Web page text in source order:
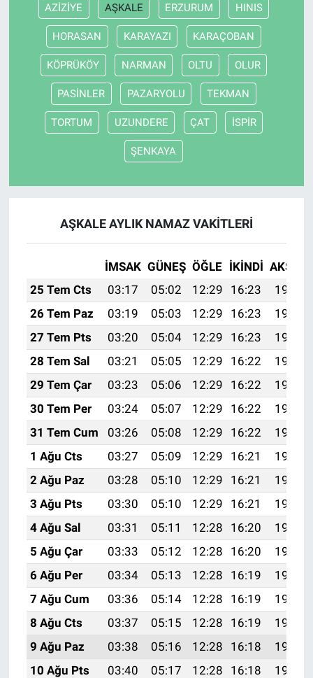
AZİZİYE AŞKALE ERZURUM HINIS
HORASAN KARAYAZI KARAÇOBAN
KÖPRÜKÖY NARMAN OLTU OLUR
PASİNLER PAZARYOLU TEKMAN
TORTUM UZUNDERE ÇAT İSPİR
ŞENKAYA
AŞKALE AYLIK NAMAZ VAKITLERI
İMSAK GÜNEŞ ÖĞLE İKINDI AKŞAM
25 Tem Cts
03:17 05:02 12:29 16:23
19:45
26 Tem Paz
03:19 05:03 12:29 16:23
19:45
27 Tem Pts
03:20 05:04 12:29 16:23
19:44
28 Tem Sal
03:21 05:05 12:29 16:22
19:43
29 Tem Çar
03:23 05:06 12:29 16:22
19:42
30 Tem Per
03:24 05:07 12:29 16:22
19:41
31 Tem Cum
03:26 05:08 12:29 16:22
19:40
1 Ağu Cts
03:27 05:09 12:29 16:21
19:39
2 Ağu Paz
03:28 05:10 12:29 16:21
19:38
3 Ağu Pts
03:30 05:10 12:29 16:21
19:37
4 Ağu Sal
03:31 05:11 12:28 16:20
19:36
5 Ağu Çar
03:33 05:12 12:28 16:20
19:34
6 Ağu Per
03:34 05:13 12:28 16:19
19:33
7 Ağu Cum
03:36 05:14 12:28 16:19
19:32
8 Ağu Cts
03:37 05:15 12:28 16:19
19:31
9 Ağu Paz
03:38 05:16 12:28 16:18
19:30
10 Ağu Pts
03:40 05:17 12:28 16:18
19:28